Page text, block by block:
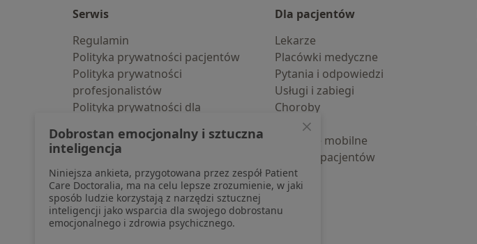
Serwis
Regulamin
Polityka prywatności pacjentów
Polityka prywatności
profesjonalistów
Polityka prywatności dla
pozyskaliśmy samodzielnie
Polityka cookies
Jak działają wyniki wyszukiwania
Dostępność
O nas
Praca Rekrutujemy!
Dla pacjentów
Lekarze
Placówki medyczne
Pytania i odpowiedzi
Usługi i zabiegi
Choroby
Pomoc
Aplikacje mobilne
Blog dla pacjentów
Dobrostan emocjonalny i sztuczna
inteligencja
Niniejsza ankieta, przygotowana przez zespół Patient
Care Doctoralia, ma na celu lepsze zrozumienie, w jaki
sposób ludzie korzystają z narzędzi sztucznej
inteligencji jako wsparcia dla swojego dobrostanu
emocjonalnego i zdrowia psychicznego.